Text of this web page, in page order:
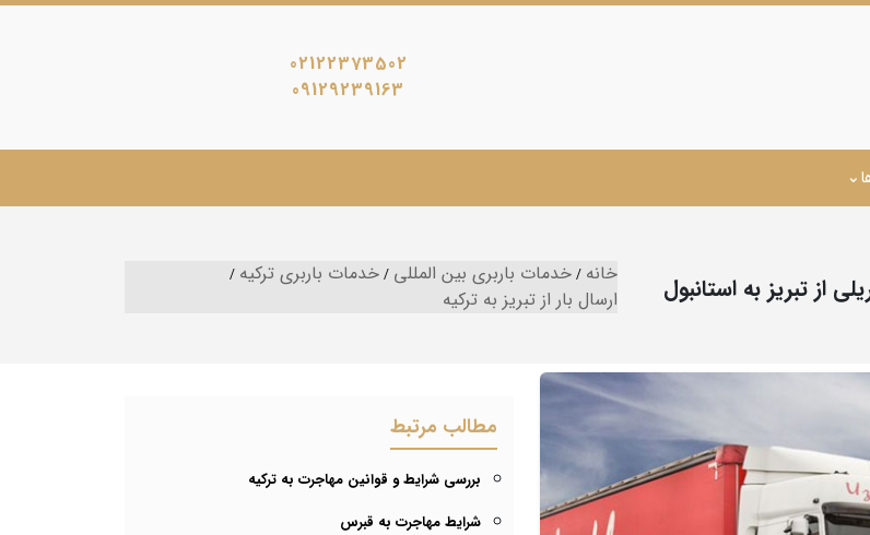
02122373502
09129239163
از تبریز به استانبول خانه خدمات باربری بین المللی خدمات باربری ترکیه
ارسال بار از تبریز به ترکیه
مطالب مرتبط
بررسی شرایط و قوانین مهاجرت به ترکیه
شرایط مهاجرت به قبرس